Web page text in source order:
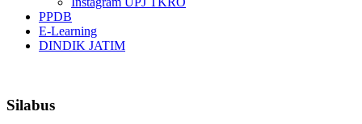
PPDB
E-Learning
DINDIK JATIM
Silabus